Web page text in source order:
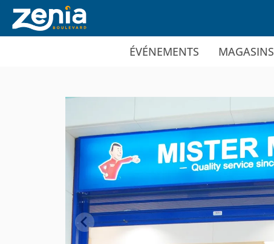
Ir al contenido principal
ÉVÉNEMENTS MAGASINS